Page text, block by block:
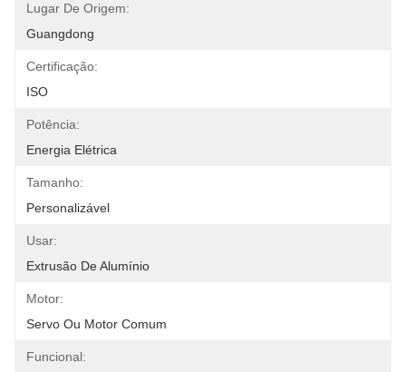
Lugar De Origem:
Guangdong
Certificação:
ISO
Potência:
Energia Elétrica
Tamanho:
Personalizável
Usar:
Extrusão De Alumínio
Motor:
Servo Ou Motor Comum
Funcional: